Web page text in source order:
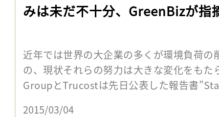
みは未だ不十分、GreenBizが指
近年では世界の大企業の多くが環境負荷の
の、現状それらの努力は大きな変化をも
GroupとTrucostは先日公表した報告書
2015/03/04